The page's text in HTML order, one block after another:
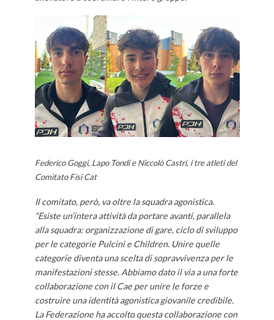
Federico Goggi, Lapo Tondi e Niccolò Castri, i tre atleti del
Comitato Fisi Cat
Il comitato, però, va oltre la squadra agonistica.
“Esiste un’intera attività da portare avanti, parallela
alla squadra: organizzazione di gare, ciclo di sviluppo
per le categorie Pulcini e Children. Unire quelle
categorie diventa una scelta di sopravvivenza per le
manifestazioni stesse. Abbiamo dato il via a una forte
collaborazione con il Cae per unire le forze e
costruire una identità agonistica giovanile credibile.
La Federazione ha accolto questa collaborazione con